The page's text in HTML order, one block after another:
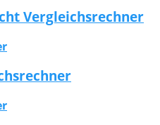
Vergleichsrechner